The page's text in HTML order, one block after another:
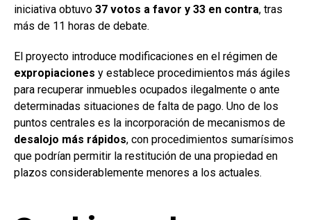
iniciativa obtuvo 37 votos a favor y 33 en contra, tras
más de 11 horas de debate.
El proyecto introduce modificaciones en el régimen de
expropiaciones y establece procedimientos más ágiles
para recuperar inmuebles ocupados ilegalmente o ante
determinadas situaciones de falta de pago. Uno de los
puntos centrales es la incorporación de mecanismos de
desalojo más rápidos, con procedimientos sumarísimos
que podrían permitir la restitución de una propiedad en
plazos considerablemente menores a los actuales.